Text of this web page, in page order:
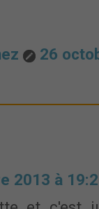
26
2013 à